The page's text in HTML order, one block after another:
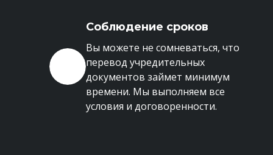
Соблюдение сроков
Вы можете не сомневаться, что
перевод учредительных
документов займет минимум
времени. Мы выполняем все
условия и договоренности.